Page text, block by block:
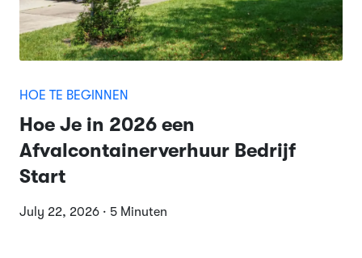
HOE TE BEGINNEN
Hoe Je in 2026 een
Afvalcontainerverhuur Bedrijf
Start
July 22, 2026 · 5 Minuten